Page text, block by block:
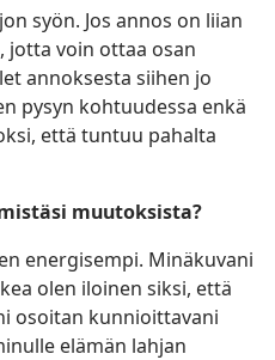
syön. Jos annos on liian
jotta voin ottaa osan
annoksesta siihen jo
pysyn kohtuudessa enkä
että tuntuu pahalta
muutoksista?
energisempi. Minäkuvani
olen iloinen siksi, että
osoitan kunnioittavani
elämän lahjan